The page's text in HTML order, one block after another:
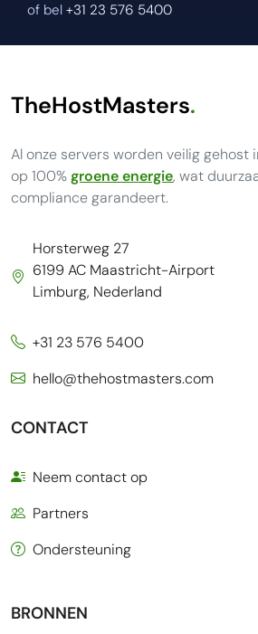
of bel +31 23 576 5400
TheHostMasters.
Al onze servers worden veilig gehost
op 100%groene energie, wat
compliance garandeert.
Horsterweg 27
6199 AC Maastricht-Airport
Limburg, Nederland
+31 23 576 5400
hello@thehostmasters.com
CONTACT
Neem contact op
Partners
Ondersteuning
BRONNEN